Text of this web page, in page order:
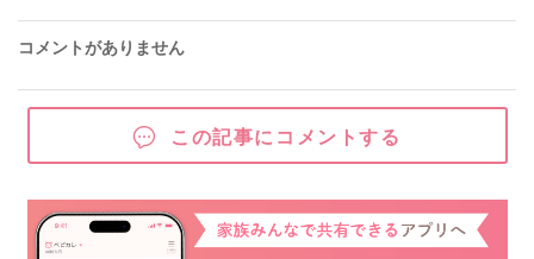
コメントがありません
この記事にコメントする